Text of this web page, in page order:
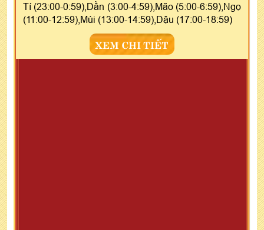
Tí (23:00-0:59),Dần (3:00-4:59),Mão (5:00-6:59),Ngọ
(11:00-12:59),Mùi (13:00-14:59),Dậu (17:00-18:59)
XEM CHI TIẾT